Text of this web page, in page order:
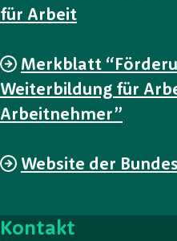
für Arbeit
Merkblatt
Weiterbildung für
Arbeitnehmer”
Website der
Kontakt